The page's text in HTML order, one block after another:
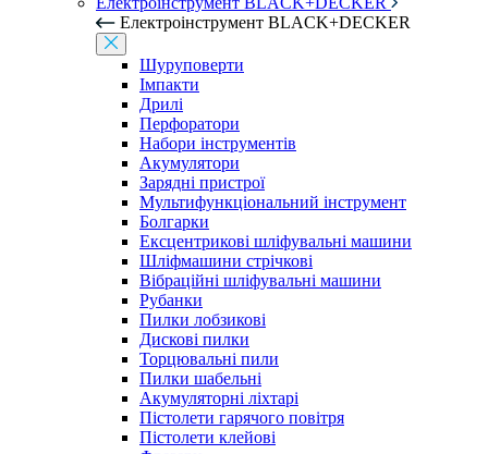
Електроінструмент BLACK+DECKER
Шуруповерти
Імпакти
Дрилі
Перфоратори
Набори інструментів
Акумулятори
Зарядні пристрої
Мультифункціональний інструмент
Болгарки
Ексцентрикові шліфувальні машини
Шліфмашини стрічкові
Вібраційні шліфувальні машини
Рубанки
Пилки лобзикові
Дискові пилки
Торцювальні пили
Пилки шабельні
Акумуляторні ліхтарі
Пістолети гарячого повітря
Пістолети клейові